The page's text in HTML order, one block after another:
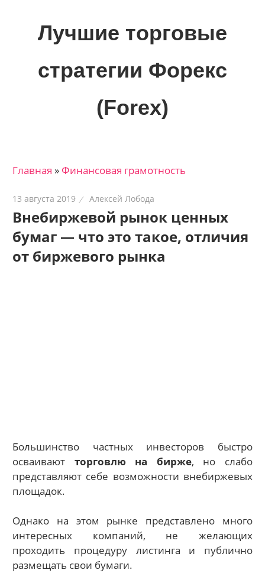
Лучшие торговые
стратегии Форекс
(Forex)
трейдеров
финансовых
рынках:
стратегии,
сигналы,
новости…
Главная » Финансовая грамотность
13 августа 2019 Алексей Лобода
Внебиржевой рынок ценных
бумаг — что это такое, отличия
от биржевого рынка
Большинство частных инвесторов быстро
осваивают торговлю на бирже, но слабо
представляют себе возможности внебиржевых
площадок.
Однако на этом рынке представлено много
интересных компаний, не желающих
проходить процедуру листинга и публично
размещать свои бумаги.